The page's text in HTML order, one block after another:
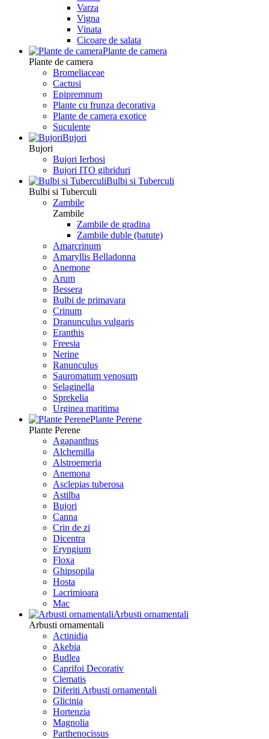
Varza
Vigna
Vinata
Сicoare de salata
Plante de camera
Plante de camera
Bromeliaceae
Cactusi
Epipremnum
Plante cu frunza decorativa
Plante de camera exotice
Suculente
Bujori
Bujori
Bujori Ierbosi
Bujori ITO gibriduri
Bulbi si Tuberculi
Bulbi si Tuberculi
Zambile
Zambile
Zambile de gradina
Zambile duble (batute)
Amarcrinum
Amaryllis Belladonna
Anemone
Arum
Bessera
Bulbi de primavara
Crinum
Dranunculus vulgaris
Eranthis
Freesiа
Nerine
Ranunculus
Sauromatum venosum
Selaginella
Sprekelia
Urginea maritima
Plante Perene
Plante Perene
Agapanthus
Alchemilla
Alstroemeria
Anemona
Asclepias tuberosa
Astilba
Bujori
Canna
Crin de zi
Dicentra
Eryngium
Floxa
Ghipsopila
Hosta
Lacrimioara
Mac
Arbusti ornamentali
Arbusti ornamentali
Actinidia
Akebia
Budlea
Caprifoi Decorativ
Clematis
Diferiti Arbusti ornamentali
Glicinia
Hortenzia
Magnolia
Parthenocissus